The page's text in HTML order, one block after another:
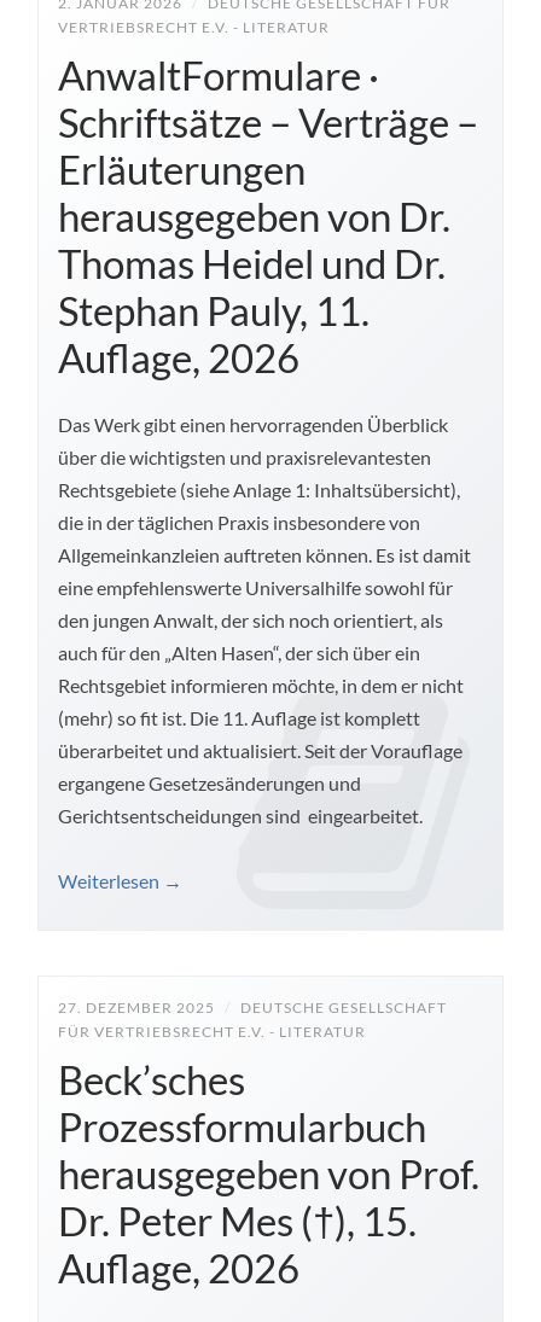
VERTRIEBSRECHT E.V. - LITERATUR
AnwaltFormulare ·
Schriftsätze – Verträge –
Erläuterungen
herausgegeben von Dr.
Thomas Heidel und Dr.
Stephan Pauly, 11.
Auflage, 2026
Das Werk gibt einen hervorragenden Überblick
über die wichtigsten und praxisrelevantesten
Rechtsgebiete (siehe Anlage 1: Inhaltsübersicht),
die in der täglichen Praxis insbesondere von
Allgemeinkanzleien auftreten können. Es ist damit
eine empfehlenswerte Universalhilfe sowohl für
den jungen Anwalt, der sich noch orientiert, als
auch für den „Alten Hasen“, der sich über ein
Rechtsgebiet informieren möchte, in dem er nicht
(mehr) so fit ist. Die 11. Auflage ist komplett
überarbeitet und aktualisiert. Seit der Vorauflage
ergangene Gesetzesänderungen und
Gerichtsentscheidungen sind eingearbeitet.
Weiterlesen →
27. DEZEMBER 2025 /
DEUTSCHE GESELLSCHAFT
FÜR VERTRIEBSRECHT E.V. - LITERATUR
Beck’sches
Prozessformularbuch
herausgegeben von Prof.
Dr. Peter Mes (†), 15.
Auflage, 2026